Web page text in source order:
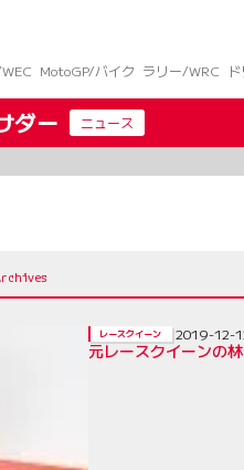
MotoGP/バイク ラリー/WRC
ダー ニュース
元レースクイーンの
レースクイーン 2019-12-